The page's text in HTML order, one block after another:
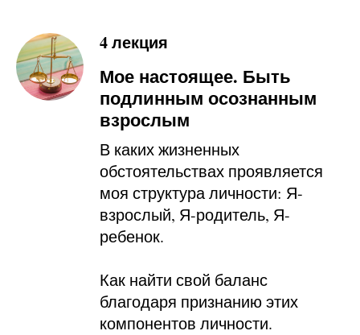
4 лекция
Мое настоящее. Быть
подлинным осознанным
взрослым
В каких жизненных
обстоятельствах проявляется
моя структура личности: Я-
взрослый, Я-родитель, Я-
ребенок.
Как найти свой баланс
благодаря признанию этих
компонентов личности.